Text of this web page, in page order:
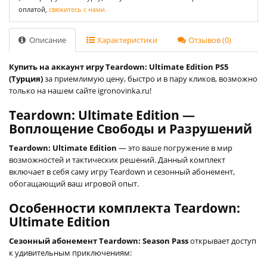
оплатой, свяжитесь с нами.
Описание Характеристики Отзывов (0)
Купить на аккаунт игру Teardown: Ultimate Edition PS5
(Турция)за приемлимую цену, быстро и в пару кликов, возможно
только на нашем сайте igronovinka.ru!
Teardown: Ultimate Edition —
Воплощение Свободы и Разрушений
Teardown: Ultimate Edition — это ваше погружение в мир
возможностей и тактических решений. Данный комплект
включает в себя саму игру Teardown и сезонный абонемент,
обогащающий ваш игровой опыт.
Особенности комплекта Teardown:
Ultimate Edition
Сезонный абонемент Teardown: Season Passоткрывает доступ
к удивительным приключениям: